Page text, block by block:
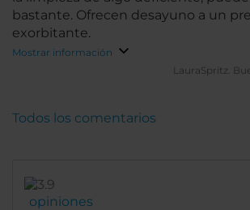
bastante. Ofrecen desayuno a un
exorbitante.
Mostrar información
LauraSpritz.
opiniones
Todos los comentarios